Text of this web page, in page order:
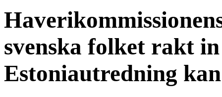
svenska folket rakt
Estoniautredning